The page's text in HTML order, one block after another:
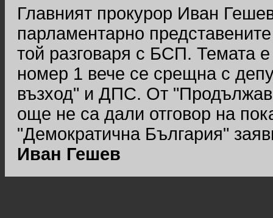
Главният прокурор Иван
парламентарно
той разговаря с БСП. Темата
номер 1 вече се срещна с
възход" и ДПС. От
още не са дали отговор на
"Демократична България"
Иван Гешев